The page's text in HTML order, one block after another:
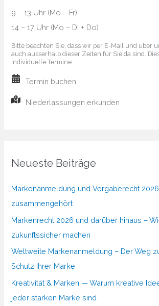
9 – 13 Uhr (Mo – Fr)
14 – 17 Uhr (Mo – Di + Do)
Bitte beachten Sie, dass wir per E-Mail und über
auch ausserhalb dieser Zeiten für Sie da sind.
individuelle Termine.
Termin buchen
Niederlassungen erkunden
Neueste Beiträge
Markenanmeldung und Vergaberecht
zusammengehört
Markenrecht 2026 und darüber hinaus –
zukunftssicher machen
Weltweite Markenanmeldung – Der Weg
Schutz Ihrer Marke
Kreativität & Marken — Warum kreative
jeder starken Marke sind